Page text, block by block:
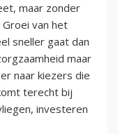
maar zonder
van het
sneller gaat dan
maar
naar kiezers die
terecht bij
investeren